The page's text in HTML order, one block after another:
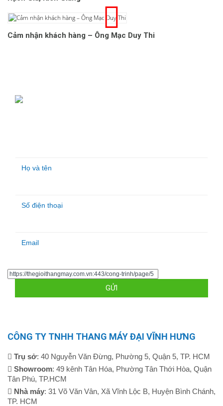
Cảm nhận khách hàng – Ông Mạc Duy Thi
CÔNG TY TNHH THANG MÁY ĐẠI VĨNH HƯNG
Trụ sở: 40 Nguyễn Văn Đừng, Phường 5, Quận 5, TP. HCM
Showroom: 49 kênh Tân Hóa, Phường Tân Thới Hòa, Quận
Tân Phú, TP.HCM
Nhà máy: 31 Võ Văn Vân, Xã Vĩnh Lộc B, Huyện Bình Chánh,
TP. HCM